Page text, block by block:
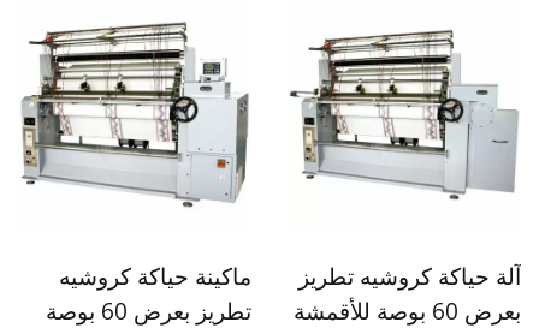
آلة حياكة كروشيه تطريز
بعرض 60 بوصة للأقمشة
ماكينة حياكة كروشيه
تطريز بعرض 60 بوصة